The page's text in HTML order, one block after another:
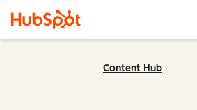
Content Hub